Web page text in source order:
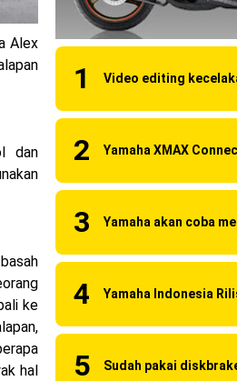
Visor !
bisa ?
Simanullang dari kota
Cetak Teknisi
Tanpa Batas
mobilitas tinggi
Alex
dan
ke
hal